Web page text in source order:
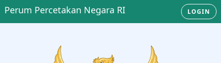
Perum Percetakan Negara RI LOGIN